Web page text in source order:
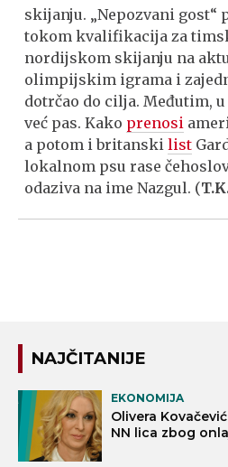
skijanju. „Nepozvani gost“
tokom kvalifikacija za
nordijskom skijanju na
olimpijskim igrama i
dotrčao do cilja. Međutim,
već pas. Kako prenosi
a potom i britanskilist
lokalnom psu rase
odaziva na ime Nazgul. (
NAJČITANIJE
EKONOMIJA
Olivera
NN lica zbog